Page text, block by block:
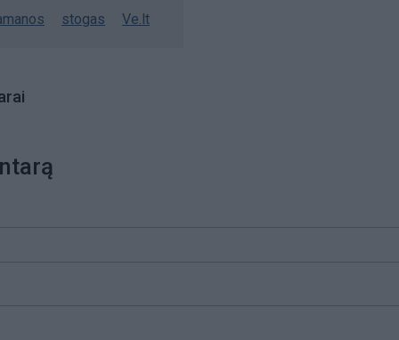
stogas Ve.lt